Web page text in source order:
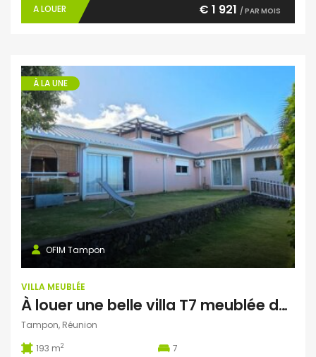
A LOUER € 1 921 / PAR MOIS
À LA UNE
OFIM Tampon
VILLA MEUBLÉE
À louer une belle villa T7 meublée de 193 m2 située dans un environnement calme au Tampon Réunion
Tampon, Réunion
193 m2
7